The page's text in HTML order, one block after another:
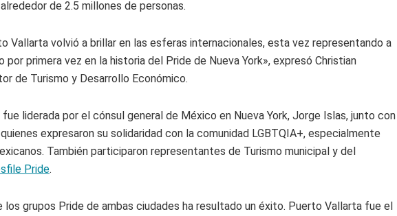
de 2.5 millones de personas.
Vallarta volvió a brillar en las esferas internacionales, esta vez representando a
por primera vez en la historia del Pride de Nueva York», expresó Christian
de Turismo y Desarrollo Económico.
liderada por el cónsul general de México en Nueva York, Jorge Islas, junto con
expresaron su solidaridad con la comunidad LGBTQIA+, especialmente
También participaron representantes de Turismo municipal y del
Pride.
los grupos Pride de ambas ciudades ha resultado un éxito. Puerto Vallarta fue el